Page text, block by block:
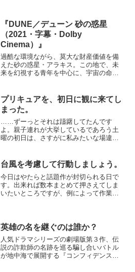
『DUNE／デューン 砂の惑星
（2021・字幕・Dolby
Cinema）』
過酷な環境ながら、莫大な財産価値を備
えた砂の惑星・アラキス。この地で、未
来を幻視する青年を中心に、宇宙の命運
監督が映画化。
プリキュアを、初日に観に来てし
まった。
……ずーっとそれは躊躇してたんです
よ。親子連れが大挙しているであろう土
曜の初日は、さすがに私みたいな場違い
日に観たい封切り作品のトップにこれが
来てしまっていた。ぶっちゃ...
台風を考慮して行動しましょう。
今日はやたらと話題作が封切られる日で
す。出来れば数本まとめて押さえてしま
いたいところですが、例によって作業が
しました――なら自転車で...
英雄の名を継ぐのは誰か？
人気ドラマシリーズの劇場版第３作、伝
説の詐欺師の名跡を巡る騙し合いバトル
が地中海で展開する『コンフィデンスマ